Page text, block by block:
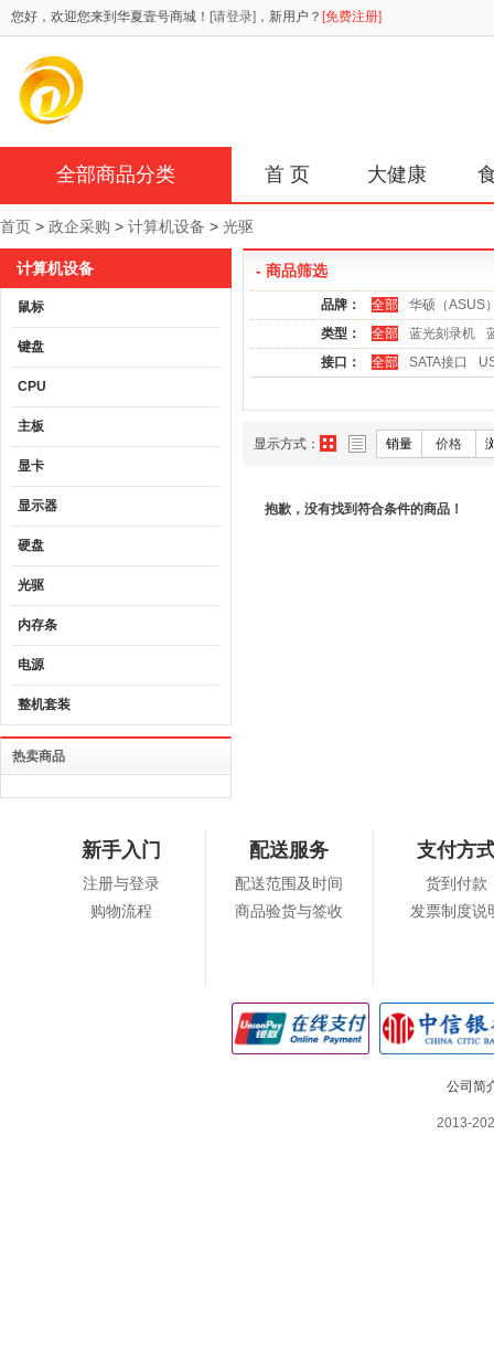
您好，欢迎您来到华夏壹号商城！ [请登录] ，新用户？ [免费注册]
全部商品分类 首 页 大健康
首页 > 政企采购 > 计算机设备 > 光驱
- 商品筛选
品牌： 全部
华硕（ASUS
类型：
全部 蓝光刻录机
接口：
全部 SATA接口
显示方式： 销量 价格
抱歉，没有找到符合条件的商品！
计算机设备
鼠标
键盘
CPU
主板
显卡
显示器
硬盘
光驱
内存条
电源
整机套装
热卖商品
新手入门
注册与登录
购物流程
配送服务
配送范围及时间
商品验货与签收
支付方
货到付款
发票制度说
公司简
2013-